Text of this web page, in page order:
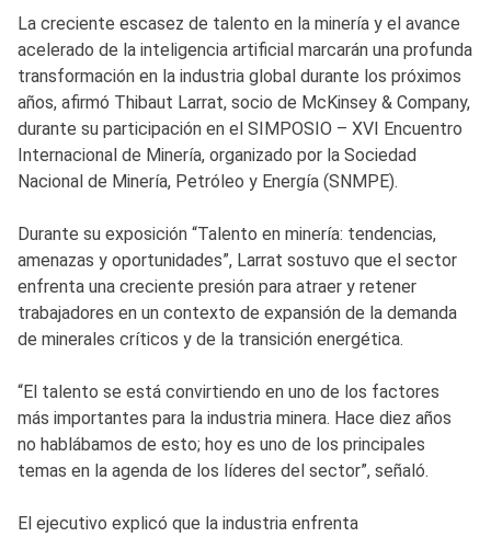
La creciente escasez de talento en la minería y el avance
acelerado de la inteligencia artificial marcarán una profunda
transformación en la industria global durante los próximos
años, afirmó Thibaut Larrat, socio de McKinsey & Company,
durante su participación en el SIMPOSIO – XVI Encuentro
Internacional de Minería, organizado por la Sociedad
Nacional de Minería, Petróleo y Energía (SNMPE).
Durante su exposición “Talento en minería: tendencias,
amenazas y oportunidades”, Larrat sostuvo que el sector
enfrenta una creciente presión para atraer y retener
trabajadores en un contexto de expansión de la demanda
de minerales críticos y de la transición energética.
“El talento se está convirtiendo en uno de los factores
más importantes para la industria minera. Hace diez años
no hablábamos de esto; hoy es uno de los principales
temas en la agenda de los líderes del sector”, señaló.
El ejecutivo explicó que la industria enfrenta